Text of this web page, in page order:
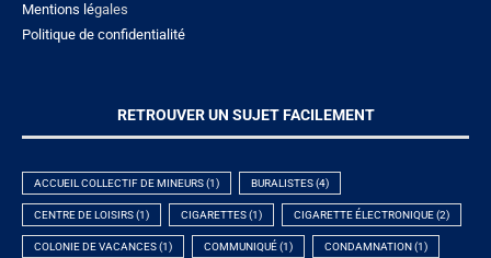
Mentions légales
Politique de confidentialité
RETROUVER UN SUJET FACILEMENT
ACCUEIL COLLECTIF DE MINEURS(1) BURALISTES(4)
CENTRE DE LOISIRS(1) CIGARETTES(1) CIGARETTE ÉLECTRONIQUE(2)
COLONIE DE VACANCES(1) COMMUNIQUÉ(1) CONDAMNATION (1)